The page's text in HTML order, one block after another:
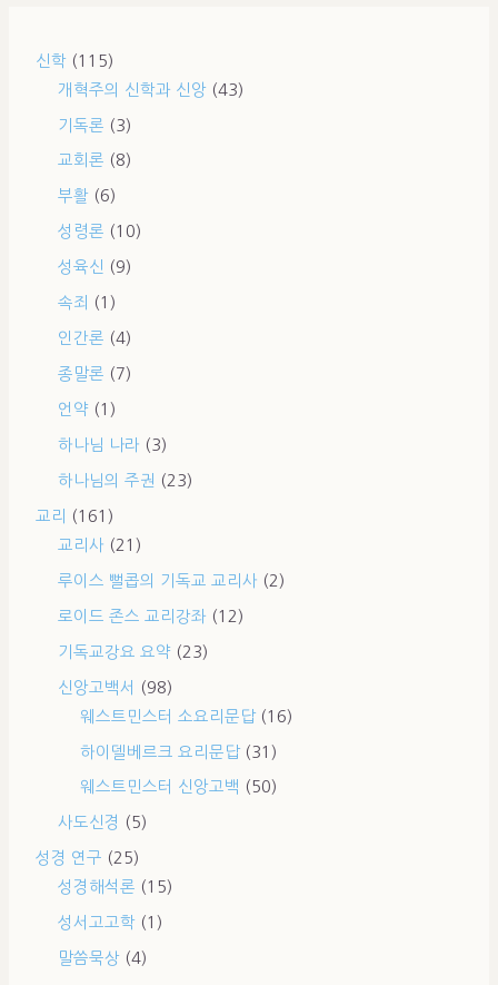
신학 (115)
개혁주의 신학과 신앙 (43)
기독론 (3)
교회론 (8)
부활 (6)
성령론 (10)
성육신 (9)
속죄 (1)
인간론 (4)
종말론 (7)
언약 (1)
하나님 나라 (3)
하나님의 주권 (23)
교리
(161)
교리사 (21)
루이스 뻘콥의 기독교 교리사 (2)
로이드 존스 교리강좌 (12)
기독교강요 요약 (23)
신앙고백서
(98)
웨스트민스터 소요리문답(16)
하이델베르크 요리문답(31)
웨스트민스터 신앙고백 (50)
사도신경 (5)
성경 연구 (25)
성경해석론 (15)
성서고고학 (1)
말씀묵상 (4)